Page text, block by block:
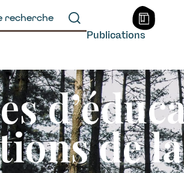
Publications
de